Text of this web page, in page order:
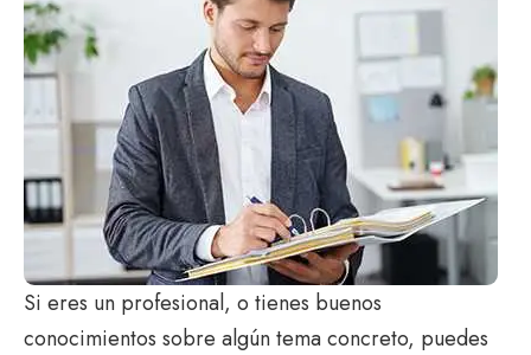
Si eres un profesional, o tienes buenos
conocimientos sobre algún tema concreto, puedes